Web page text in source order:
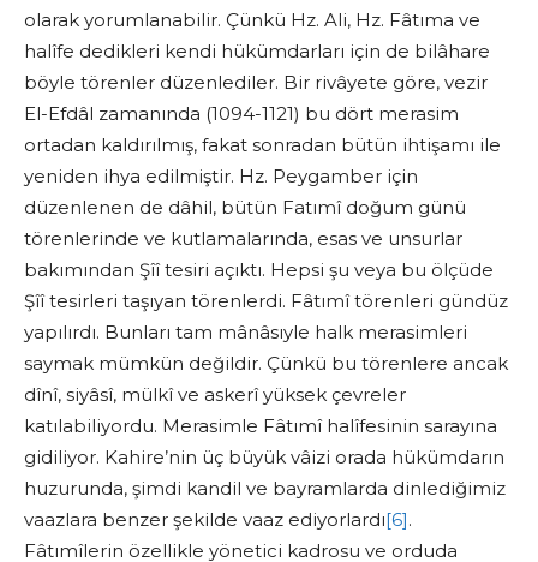
olarak yorumlanabilir. Çünkü Hz. Ali, Hz. Fâtıma ve
halîfe dedikleri kendi hükümdarları için de bilâhare
böyle törenler düzenlediler. Bir rivâyete göre, vezir
El-Efdâl zamanında (1094-1121) bu dört merasim
ortadan kaldırılmış, fakat sonradan bütün ihtişamı ile
yeniden ihya edilmiştir. Hz. Peygamber için
düzenlenen de dâhil, bütün Fatımî doğum günü
törenlerinde ve kutlamalarında, esas ve unsurlar
bakımından Şîî tesiri açıktı. Hepsi şu veya bu ölçüde
Şîî tesirleri taşıyan törenlerdi. Fâtımî törenleri gündüz
yapılırdı. Bunları tam mânâsıyle halk merasimleri
saymak mümkün değildir. Çünkü bu törenlere ancak
dînî, siyâsî, mülkî ve askerî yüksek çevreler
katılabiliyordu. Merasimle Fâtımî halîfesinin sarayına
gidiliyor. Kahire’nin üç büyük vâizi orada hükümdarın
huzurunda, şimdi kandil ve bayramlarda dinlediğimiz
vaazlara benzer şekilde vaaz ediyorlardı[6].
Fâtımîlerin özellikle yönetici kadrosu ve orduda